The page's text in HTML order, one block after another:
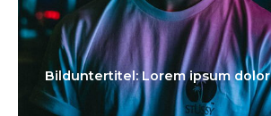
Bilduntertitel: Lorem ipsum dolor